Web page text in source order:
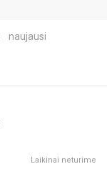
naujausi
Laikinai neturime